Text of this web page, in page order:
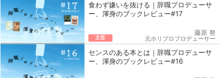
食わず嫌いを抜ける｜辞職プロデューサ
ー、渾身のブックレビュー#17
文芸
藤原 努
元ホリプロプロデューサー
センスのある本とは｜辞職プロデューサ
ー、渾身のブックレビュー#16